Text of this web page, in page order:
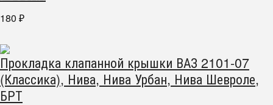
180 ₽
Прокладка клапанной крышки ВАЗ 2101-07
(Классика), Нива, Нива Урбан, Нива Шевроле,
БРТ